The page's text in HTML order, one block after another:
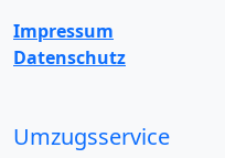
Impressum
Datenschutz
Umzugsservice